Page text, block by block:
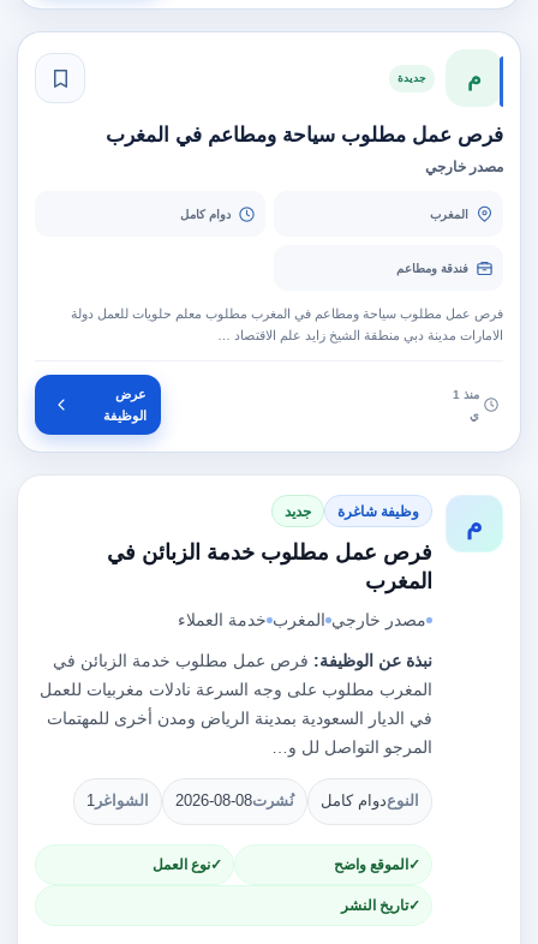
م جديدة
فرص عمل مطلوب سياحة ومطاعم في المغرب
مصدر خارجي
المغرب دوام كامل
فندقة ومطاعم
فرص عمل مطلوب سياحة ومطاعم في المغرب مطلوب معلم حلويات للعمل دولة
الامارات مدينة دبي منطقة الشيخ زايد علم الاقتصاد …
منذ 1
ي
عرض
الوظيفة
م وظيفة شاغرة جديد
فرص عمل مطلوب خدمة الزبائن في
المغرب
مصدر خارجي المغرب خدمة العملاء
نبذة عن الوظيفة: فرص عمل مطلوب خدمة الزبائن في
المغرب مطلوب على وجه السرعة نادلات مغربيات للعمل
في الديار السعودية بمدينة الرياض ومدن أخرى للمهتمات
المرجو التواصل لل و…
النوعدوام كامل نُشرت2026-08-08 الشواغر 1
الموقع واضح نوع العمل
تاريخ النشر